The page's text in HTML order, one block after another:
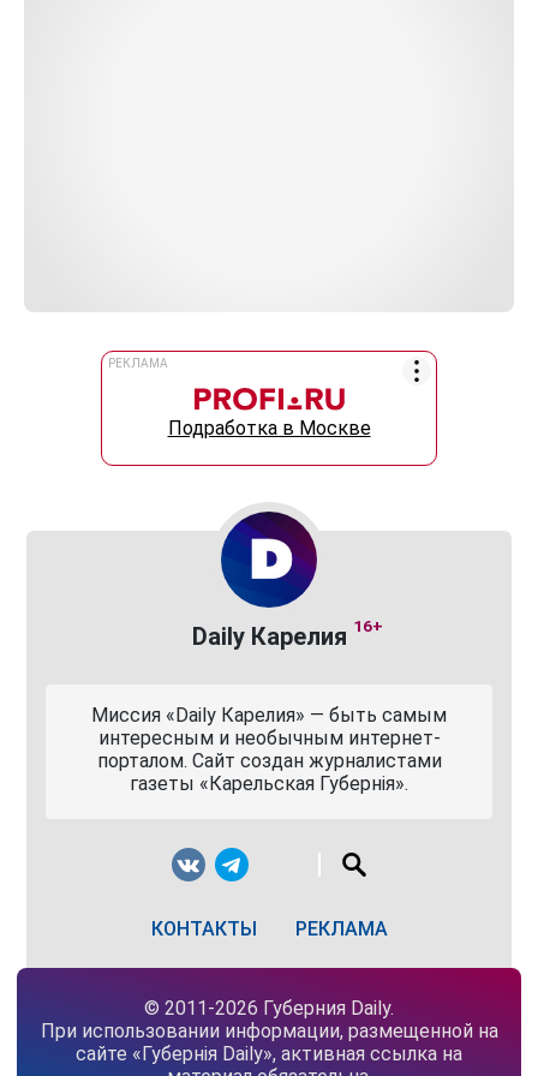
РЕКЛАМА
Подработка в Москве
Daily Карелия 16+
Миссия «Daily Карелия» — быть самым
интересным и необычным интернет-
порталом. Сайт создан журналистами
газеты «Карельская Губернiя».
КОНТАКТЫ РЕКЛАМА
© 2011-2026 Губерния Daily.
При использовании информации, размещенной на
сайте «Губернiя Daily», активная ссылка на